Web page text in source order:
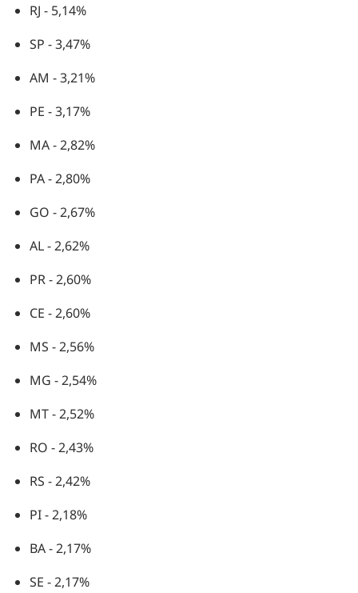
RJ - 5,14%
SP - 3,47%
AM - 3,21%
PE - 3,17%
MA - 2,82%
PA - 2,80%
GO - 2,67%
AL - 2,62%
PR - 2,60%
CE - 2,60%
MS - 2,56%
MG - 2,54%
MT - 2,52%
RO - 2,43%
RS - 2,42%
PI - 2,18%
BA - 2,17%
SE - 2,17%